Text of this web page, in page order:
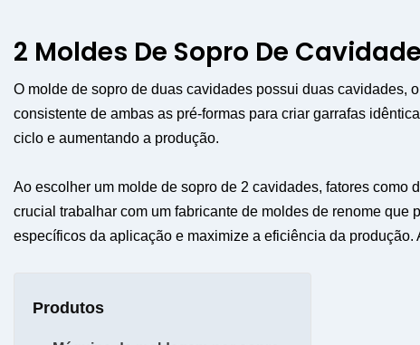
2 Moldes De Sopro De Cavidade
O molde de sopro de duas cavidades possui duas cavidades,
consistente de ambas as pré-formas para criar garrafas
ciclo e aumentando a produção.
Ao escolher um molde de sopro de 2 cavidades, fatores
crucial trabalhar com um fabricante de moldes de renome
específicos da aplicação e maximize a eficiência da
Produtos